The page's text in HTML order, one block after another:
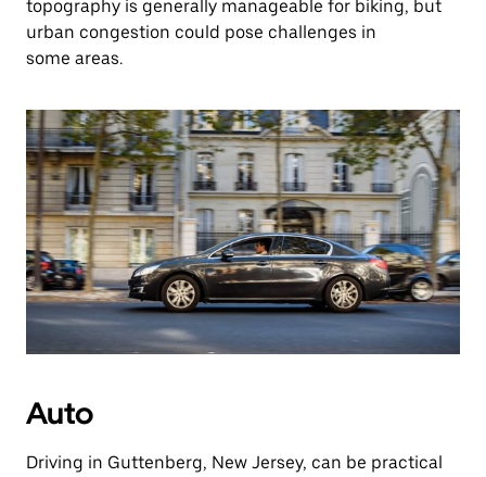
topography is generally manageable for biking, but
urban congestion could pose challenges in
some areas.
Auto
Driving in Guttenberg, New Jersey, can be practical